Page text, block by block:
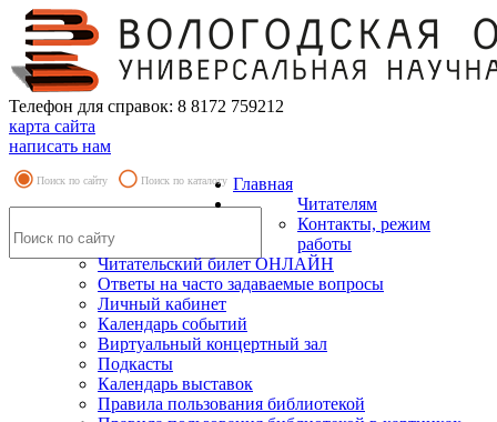
Телефон для справок: 8 8172 759212
карта сайта
написать нам
Поиск по сайту Поиск по каталогу Главная
Читателям
Контакты, режим
работы
Читательский билет ОНЛАЙН
Ответы на часто задаваемые вопросы
Личный кабинет
Календарь событий
Виртуальный концертный зал
Подкасты
Календарь выставок
Правила пользования библиотекой